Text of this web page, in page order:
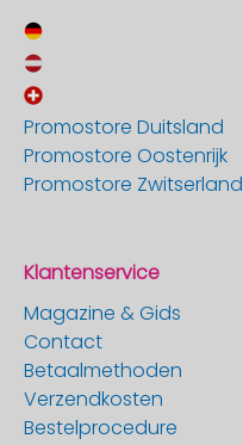
Promostore Duitsland
Promostore Oostenrijk
Promostore Zwitserland
Klantenservice
Magazine & Gids
Contact
Betaalmethoden
Verzendkosten
Bestelprocedure